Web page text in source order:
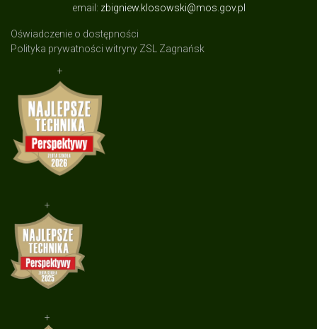
email: zbigniew.klosowski@mos.gov.pl
Oświadczenie o dostępności
Polityka prywatności witryny ZSL Zagnańsk
+
+
+